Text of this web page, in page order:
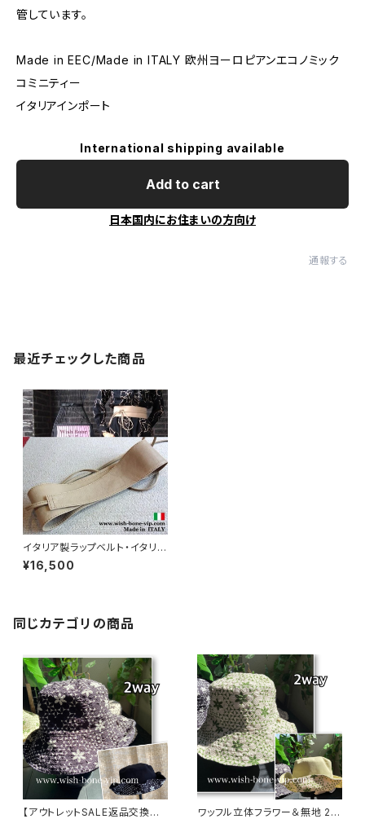
管しています。
Made in EEC/Made in ITALY 欧州ヨーロピアンエコノミック
コミニティー
イタリアインポート
International shipping available
Add to cart
日本国内にお住まいの方向け
通報する
最近チェックした商品
イタリア製ラップベルト・イタリア
ンレザー本革ベルト｜Made in
ITALY ラップ巻きロングベルト/
¥16,500
同じカテゴリの商品
【アウトレットSALE返品交換不
ワッフル立体フラワー＆無地 2w